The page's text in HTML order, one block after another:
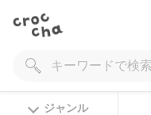
ジャンル